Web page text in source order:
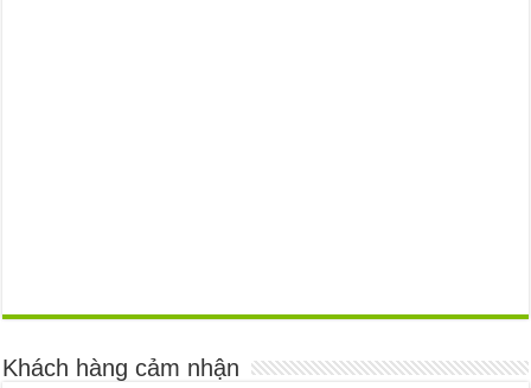
Khách hàng cảm nhận